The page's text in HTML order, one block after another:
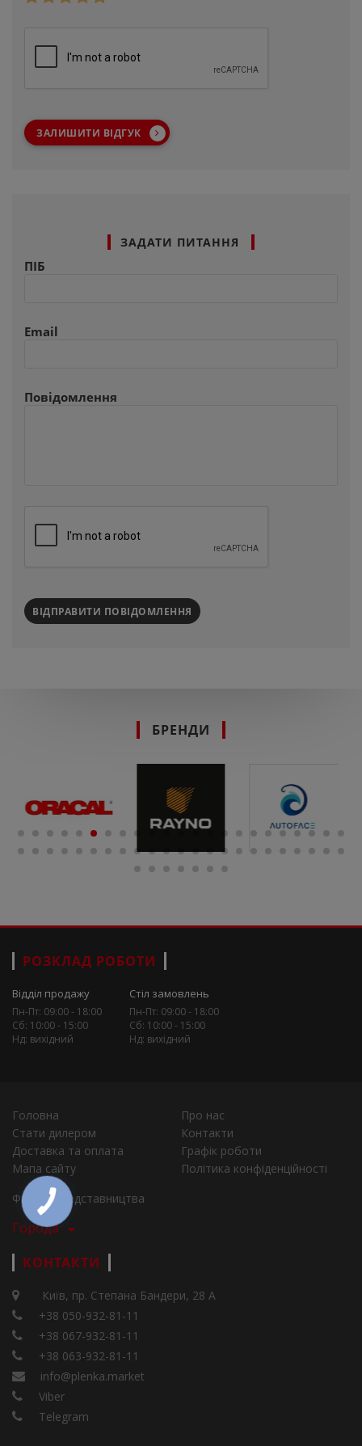
ЗАЛИШИТИ ВІДГУК
ЗАДАТИ ПИТАННЯ
ПІБ
Email
Повідомлення
ВІДПРАВИТИ ПОВІДОМЛЕННЯ
БРЕНДИ
РОЗКЛАД РОБОТИ
Відділ продажу
Пн-Пт: 09:00 - 18:00
Сб: 10:00 - 15:00
Нд: вихідний
Стіл замовлень
Пн-Пт: 09:00 - 18:00
Сб: 10:00 - 15:00
Нд: вихідний
Головна
Про нас
Стати дилером
Контакти
Доставка та оплата
Графік роботи
Мапа сайту
Політика конфіденційності
Філії та представництва
Города
КОНТАКТИ
Київ, пр. Степана Бандери, 28 А
+38 050-932-81-11
+38 067-932-81-11
+38 063-932-81-11
info@plenka.market
Viber
Telegram